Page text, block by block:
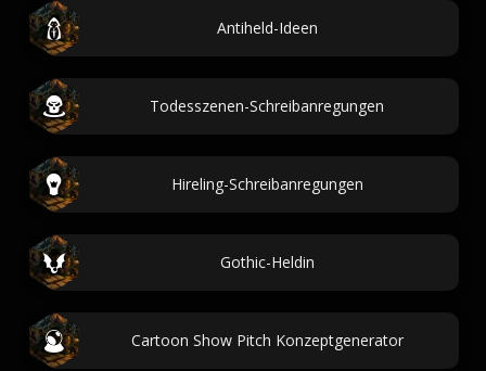
Antiheld-Ideen
Todesszenen-Schreibanregungen
Hireling-Schreibanregungen
Gothic-Heldin
Cartoon Show Pitch Konzeptgenerator